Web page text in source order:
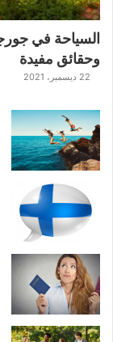
وحقائق مفيدة
22 ديسمبر، 2021